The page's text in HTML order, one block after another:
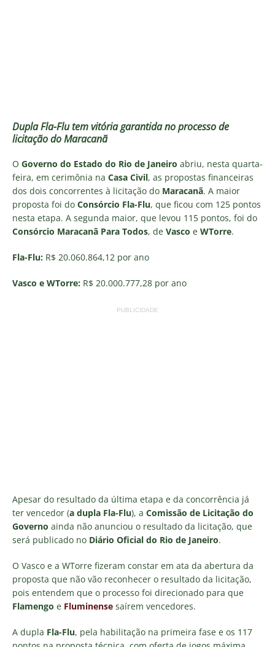
Dupla Fla-Flu tem vitória garantida no processo de
licitação do Maracanã
O Governo do Estado do Rio de Janeiro abriu, nesta quarta-
feira, em cerimônia na Casa Civil, as propostas financeiras
dos dois concorrentes à licitação do Maracanã. A maior
proposta foi do Consórcio Fla-Flu, que ficou com 125 pontos
nesta etapa. A segunda maior, que levou 115 pontos, foi do
Consórcio Maracanã Para Todos, de Vasco e WTorre.
Fla-Flu: R$ 20.060.864,12 por ano
Vasco e WTorre: R$ 20.000.777,28 por ano
PUBLICIDADE
Apesar do resultado da última etapa e da concorrência já
ter vencedor (a dupla Fla-Flu), a Comissão de Licitação do
Governo ainda não anunciou o resultado da licitação, que
será publicado no Diário Oficial do Rio de Janeiro.
O Vasco e a WTorre fizeram constar em ata da abertura da
proposta que não vão reconhecer o resultado da licitação,
pois entendem que o processo foi direcionado para que
Flamengo e Fluminense saírem vencedores.
A dupla Fla-Flu, pela habilitação na primeira fase e os 117